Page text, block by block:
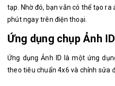
tạp. Nhờ đó, bạn vẫn có thể tạo
phút ngay trên điện thoại.
Ứng dụng chụp Ảnh ID
Ứng dụng Ảnh ID là một ứng
theo tiêu chuẩn 4x6 và chỉnh sửa